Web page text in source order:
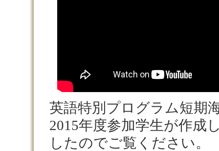
英語特別プログラム短期
2015年度参加学生が作成
したのでご覧ください。